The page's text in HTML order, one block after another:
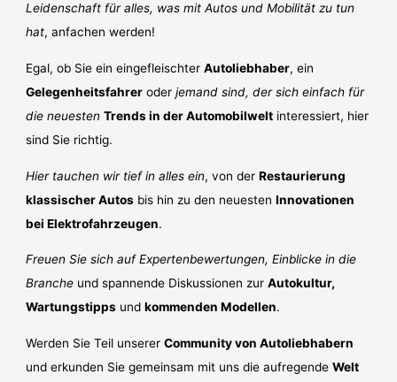
Leidenschaft für alles, was mit Autos und Mobilität zu tun
hat, anfachen werden!
Egal, ob Sie ein eingefleischterAutoliebhaber, ein
Gelegenheitsfahrer oderjemand sind, der sich einfach für
die neuesten Trends in der Automobilwelt interessiert, hier
sind Sie richtig.
Hier tauchen wir tief in alles ein, von derRestaurierung
klassischer Autos bis hin zu den neuestenInnovationen
bei Elektrofahrzeugen.
Freuen Sie sich auf Expertenbewertungen, Einblicke in die
Branche und spannende Diskussionen zurAutokultur,
Wartungstipps undkommenden Modellen.
Werden Sie Teil unsererCommunity von Autoliebhabern
und erkunden Sie gemeinsam mit uns die aufregendeWelt